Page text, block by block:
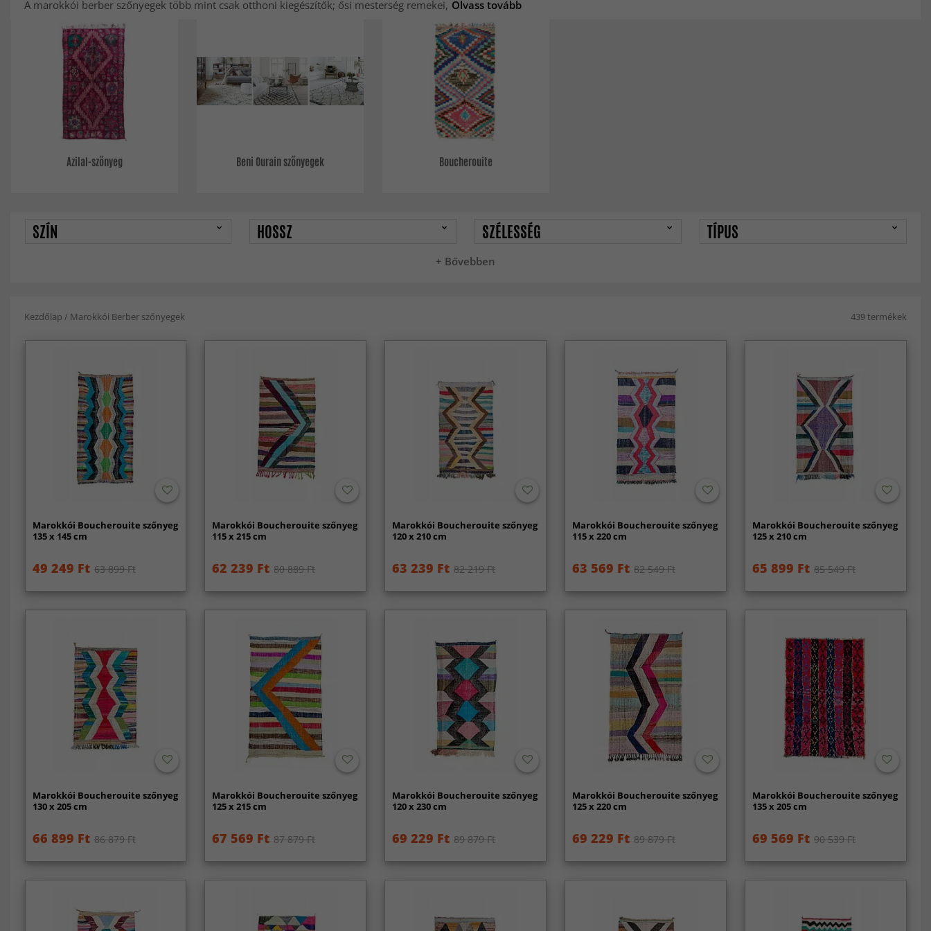
A marokkói berber szőnyegek több mint csak otthoni kiegészítők; ősi mesterség remekei, Olvass tovább
Azilal-szőnyeg Beni Ourain szőnyegek Boucherouite
+ Bővebben
SZÍN HOSSZ SZÉLESSÉG TÍPUS
Kezdőlap / Marokkói Berber szőnyegek 439 termékek
Marokkói Boucherouite szőnyeg
135 x 145 cm
49 249 Ft 63 899 Ft
Marokkói Boucherouite szőnyeg
115 x 215 cm
62 239 Ft 80 889 Ft
Marokkói Boucherouite szőnyeg
120 x 210 cm
63 239 Ft 82 219 Ft
Marokkói Boucherouite szőnyeg
115 x 220 cm
63 569 Ft 82 549 Ft
Marokkói Boucherouite szőnyeg
125 x 210 cm
65 899 Ft 85 549 Ft
Marokkói Boucherouite szőnyeg
130 x 205 cm
66 899 Ft 86 879 Ft
Marokkói Boucherouite szőnyeg
125 x 215 cm
67 569 Ft 87 879 Ft
Marokkói Boucherouite szőnyeg
120 x 230 cm
69 229 Ft 89 879 Ft
Marokkói Boucherouite szőnyeg
125 x 220 cm
69 229 Ft 89 879 Ft
Marokkói Boucherouite szőnyeg
135 x 205 cm
69 569 Ft 90 539 Ft